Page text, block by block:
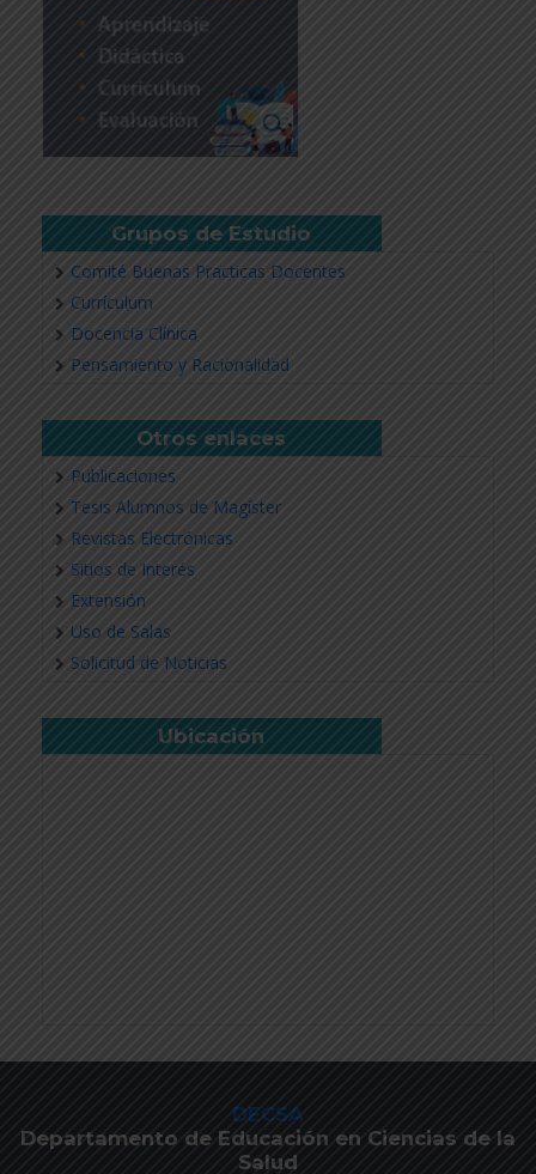
Grupos de Estudio
Comité Buenas Practicas Docentes
Currículum
Docencia Clínica
Pensamiento y Racionalidad
Otros enlaces
Publicaciones
Tesis Alumnos de Magíster
Revistas Electrónicas
Sitios de Interés
Extensión
Uso de Salas
Solicitud de Noticias
Ubicación
DECSA
Departamento de Educación en Ciencias de la
Salud